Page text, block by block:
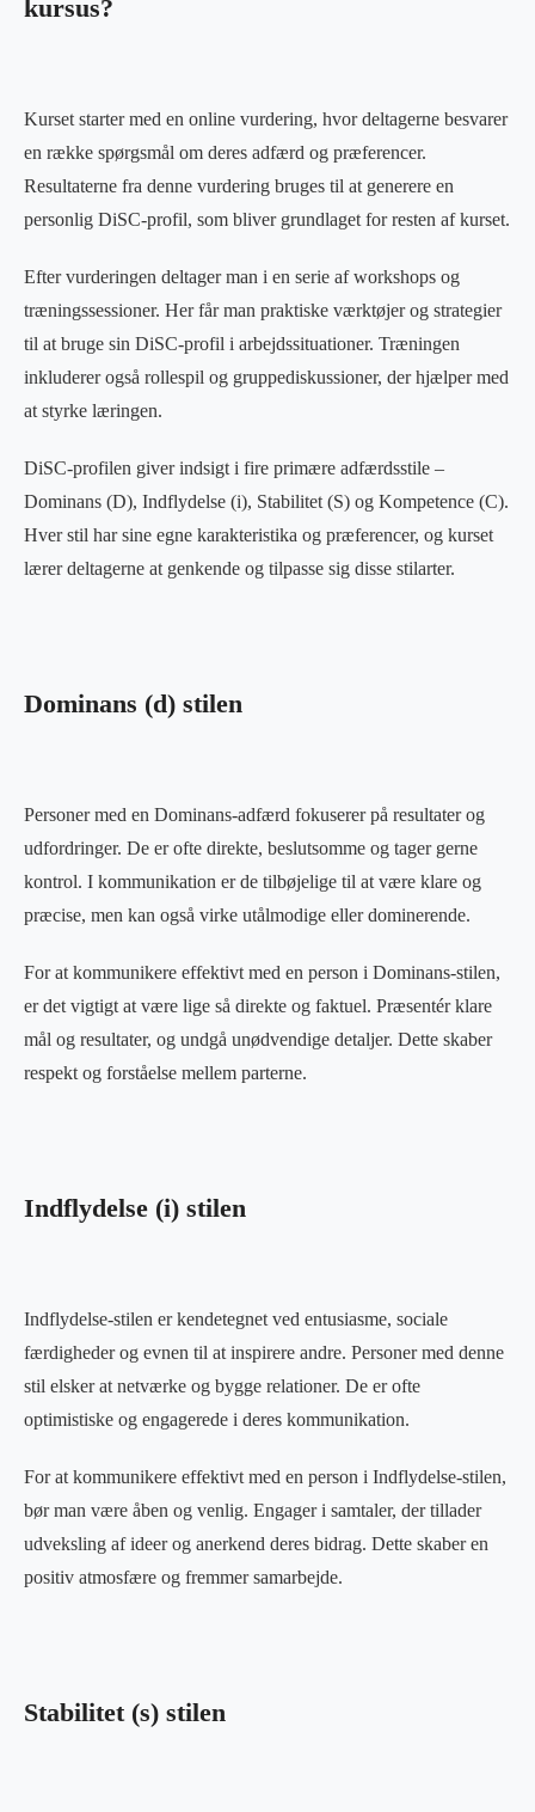
kursus?
Kurset starter med en online vurdering, hvor deltagerne besvarer
en række spørgsmål om deres adfærd og præferencer.
Resultaterne fra denne vurdering bruges til at generere en
personlig DiSC-profil, som bliver grundlaget for resten af kurset.
Efter vurderingen deltager man i en serie af workshops og
træningssessioner. Her får man praktiske værktøjer og strategier
til at bruge sin DiSC-profil i arbejdssituationer. Træningen
inkluderer også rollespil og gruppediskussioner, der hjælper med
at styrke læringen.
DiSC-profilen giver indsigt i fire primære adfærdsstile –
Dominans (D), Indflydelse (i), Stabilitet (S) og Kompetence (C).
Hver stil har sine egne karakteristika og præferencer, og kurset
lærer deltagerne at genkende og tilpasse sig disse stilarter.
Dominans (d) stilen
Personer med en Dominans-adfærd fokuserer på resultater og
udfordringer. De er ofte direkte, beslutsomme og tager gerne
kontrol. I kommunikation er de tilbøjelige til at være klare og
præcise, men kan også virke utålmodige eller dominerende.
For at kommunikere effektivt med en person i Dominans-stilen,
er det vigtigt at være lige så direkte og faktuel. Præsentér klare
mål og resultater, og undgå unødvendige detaljer. Dette skaber
respekt og forståelse mellem parterne.
Indflydelse (i) stilen
Indflydelse-stilen er kendetegnet ved entusiasme, sociale
færdigheder og evnen til at inspirere andre. Personer med denne
stil elsker at netværke og bygge relationer. De er ofte
optimistiske og engagerede i deres kommunikation.
For at kommunikere effektivt med en person i Indflydelse-stilen,
bør man være åben og venlig. Engager i samtaler, der tillader
udveksling af ideer og anerkend deres bidrag. Dette skaber en
positiv atmosfære og fremmer samarbejde.
Stabilitet (s) stilen